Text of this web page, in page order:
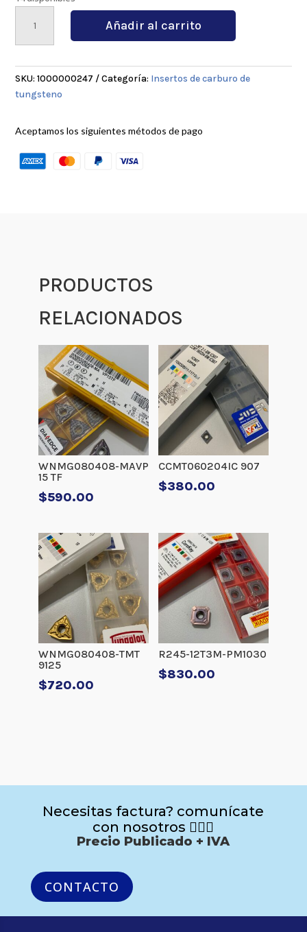
CNMG120404YBC
cantidad
Añadir al carrito
SKU:1000000247 Categoría: Insertos de carburo de
tungsteno
Aceptamos los siguientes métodos de pago
PRODUCTOS
RELACIONADOS
WNMG080408-MAVP
15 TF
$590.00
CCMT060204IC 907
$380.00
WNMG080408-TMT
9125
$720.00
R245-12T3M-PM1030
$830.00
Necesitas factura? comunícate
con nosotros 🙋🏻‍♂️
Precio Publicado + IVA
CONTACTO